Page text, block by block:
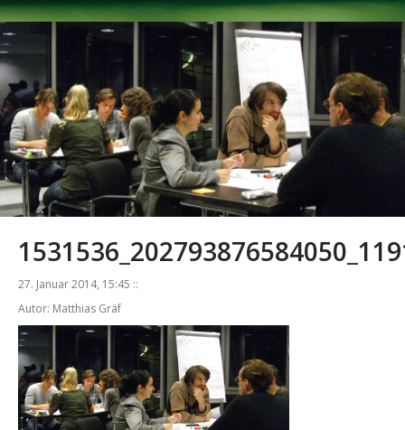
27. Januar 2014, 15:45 ::
Autor: Matthias Gräf